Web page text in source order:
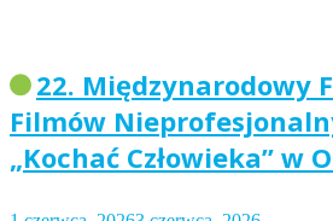
22. Międzynarodowy
Filmów
„Kochać Człowieka” w